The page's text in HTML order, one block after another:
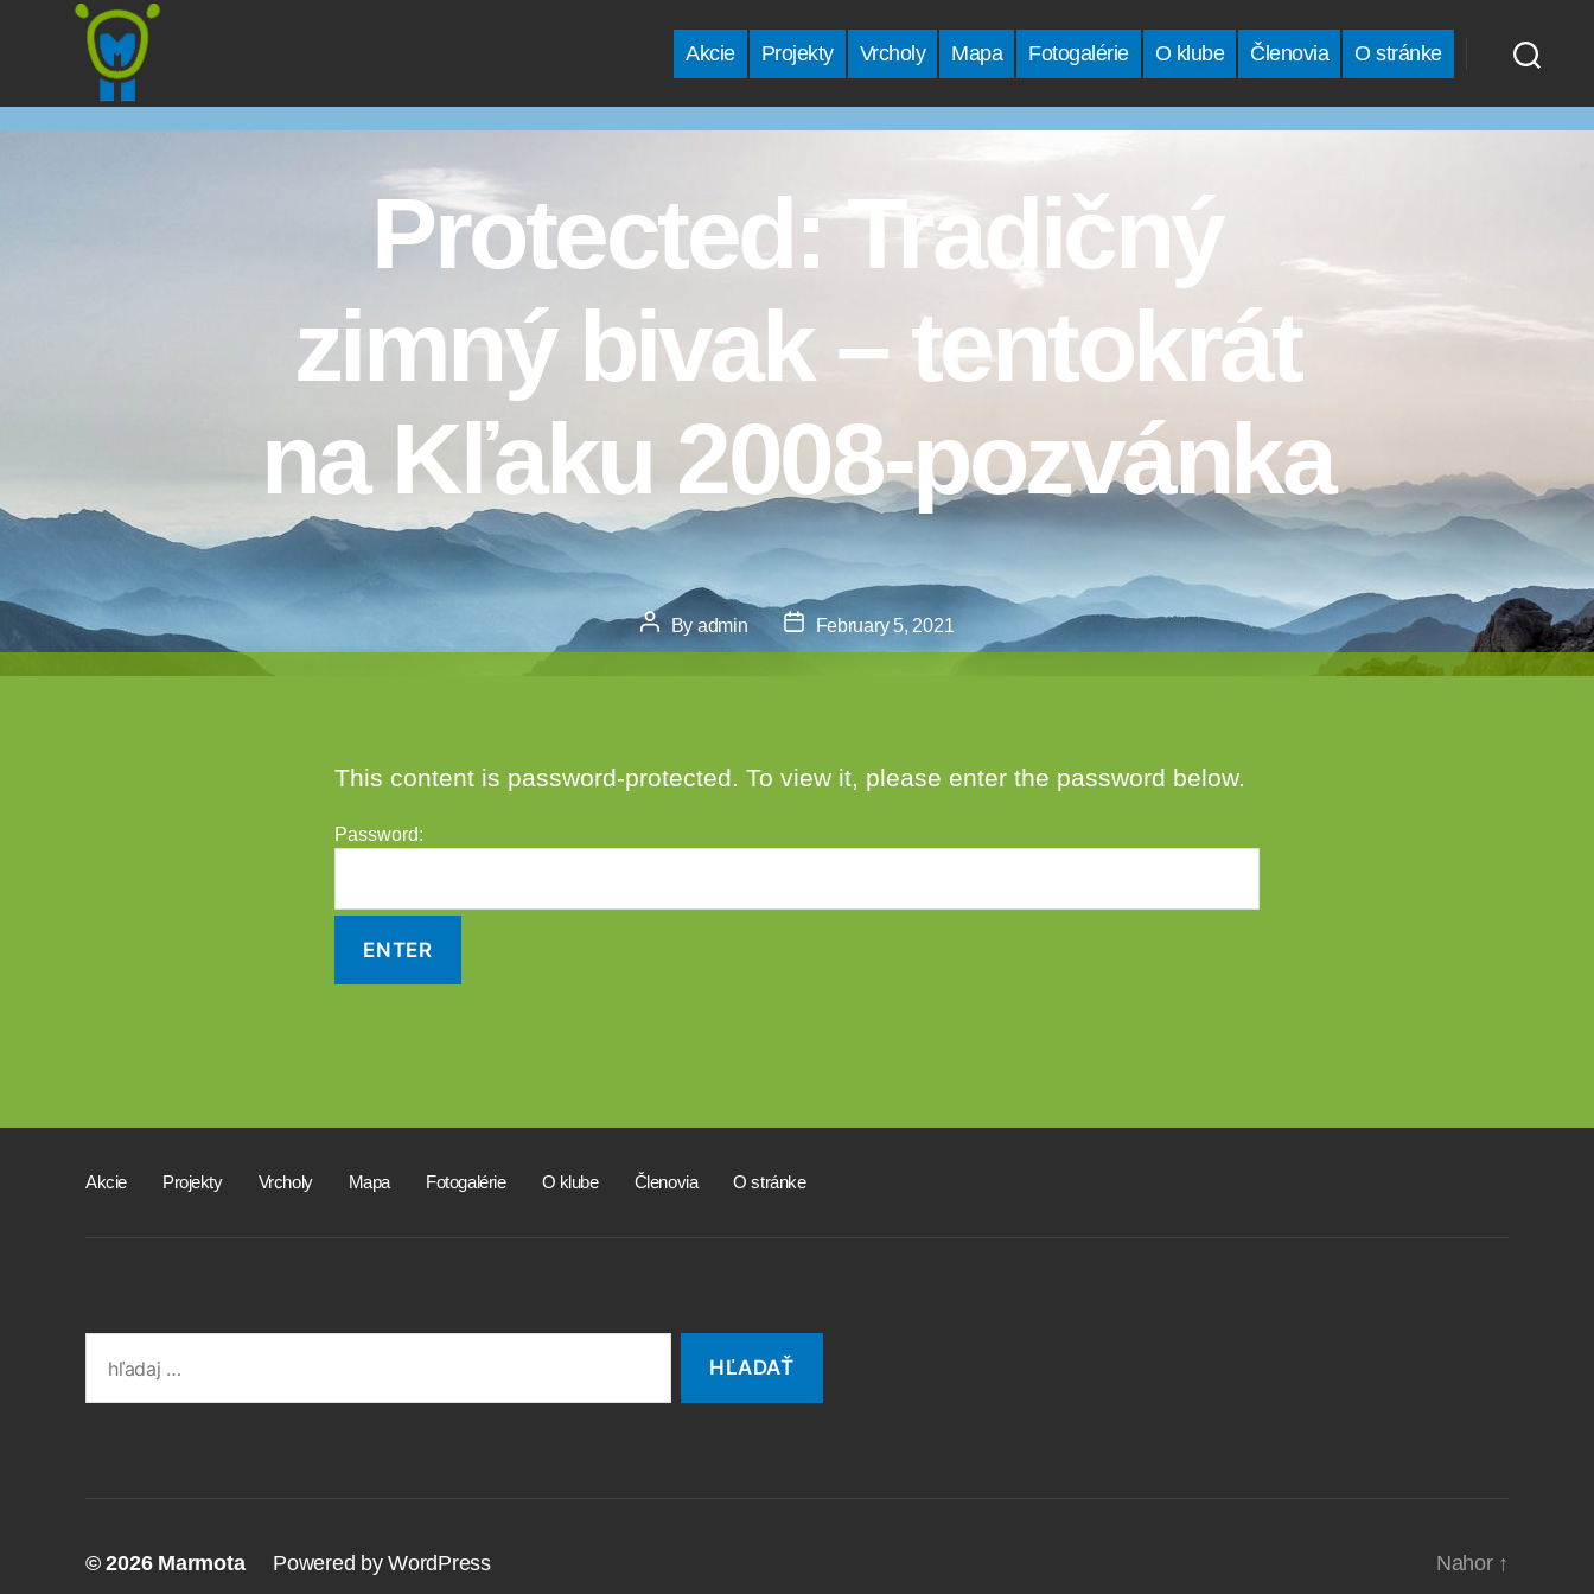
Akcie Projekty Vrcholy Mapa Fotogalérie O klube Členovia O stránke
Protected: Tradičný
zimný bivak – tentokrát
na Kľaku 2008-pozvánka
Post
author
By admin
Post
date
February 5, 2021
This content is password-protected. To view it, please enter the password below.
Password:
Akcie Projekty Vrcholy Mapa Fotogalérie O klube Členovia O stránke
for:
© 2026 Marmota Powered by WordPress Nahor ↑